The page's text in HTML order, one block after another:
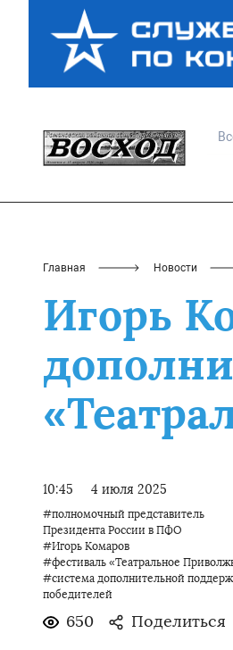
Главная Новости
Игорь
10:45 4 июля 2025
#полномочный представитель
Президента России в ПФО
#Игорь Комаров
#фестиваль «Театральное
#система дополнительной
победителей
650 Поделиться